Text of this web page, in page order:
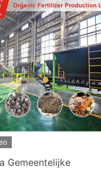
Gemeentelijke